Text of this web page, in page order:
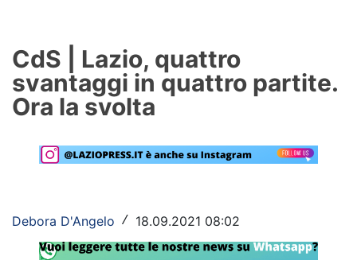
Formello
Infortuni
Primavera
Lazio Women
Rassegna Lazio
CdS | Lazio, quattro
svantaggi in quattro partite.
Ora la svolta
Debora D'Angelo / 18.09.2021 08:02